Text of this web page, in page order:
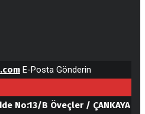
E-Posta Gönderin
No:13/B Öveçler / ÇANKAYA